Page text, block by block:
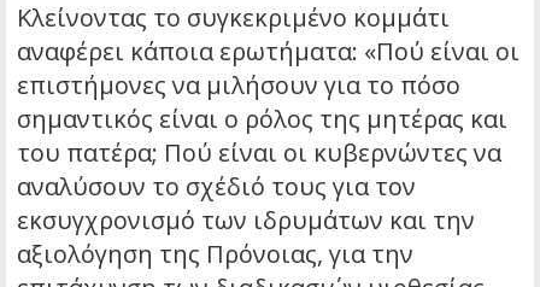
Κλείνοντας το συγκεκριμένο κομμάτι
αναφέρει κάποια ερωτήματα: «Πού είναι οι
επιστήμονες να μιλήσουν για το πόσο
σημαντικός είναι ο ρόλος της μητέρας και
του πατέρα; Πού είναι οι κυβερνώντες να
αναλύσουν το σχέδιό τους για τον
εκσυγχρονισμό των ιδρυμάτων και την
αξιολόγηση της Πρόνοιας, για την